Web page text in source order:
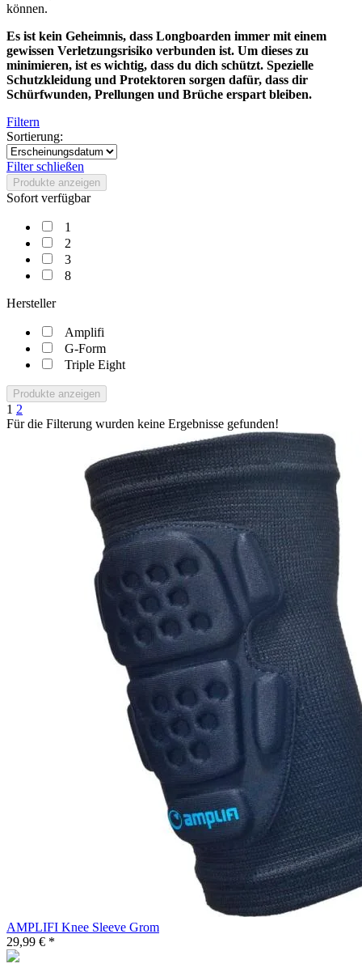
können.
Es ist kein Geheimnis, dass Longboarden immer mit einem
gewissen Verletzungsrisiko verbunden ist. Um dieses zu
minimieren, ist es wichtig, dass du dich schützt. Spezielle
Schutzkleidung und Protektoren sorgen dafür, dass dir
Schürfwunden, Prellungen und Brüche erspart bleiben.
Filtern
Sortierung:
Filter schließen
Produkte anzeigen
Sofort verfügbar
1
2
3
8
Hersteller
Amplifi
G-Form
Triple Eight
Produkte anzeigen
1 2
Für die Filterung wurden keine Ergebnisse gefunden!
AMPLIFI Knee Sleeve Grom
29,99 € *